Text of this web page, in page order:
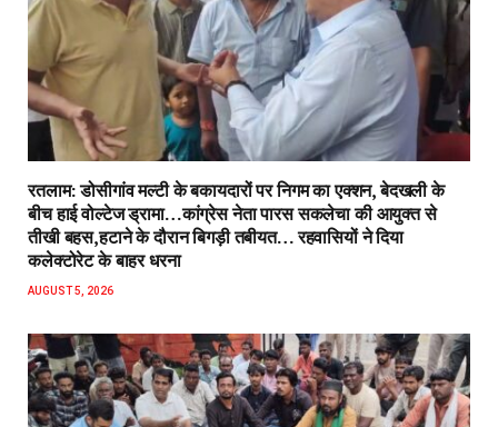
रतलाम: डोसीगांव मल्टी के बकायदारों पर निगम का एक्शन, बेदखली के
बीच हाई वोल्टेज ड्रामा…कांग्रेस नेता पारस सकलेचा की आयुक्त से
तीखी बहस,हटाने के दौरान बिगड़ी तबीयत… रहवासियों ने दिया
कलेक्टोरेट के बाहर धरना
AUGUST 5, 2026